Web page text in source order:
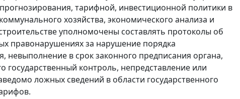
тарифной, инвестиционной политики в
хозяйства, экономического анализа и
уполномочены составлять протоколы об
правонарушениях за нарушение порядка
невыполнение в срок законного предписания органа,
государственный контроль, непредставление или
ложных сведений в области государственного